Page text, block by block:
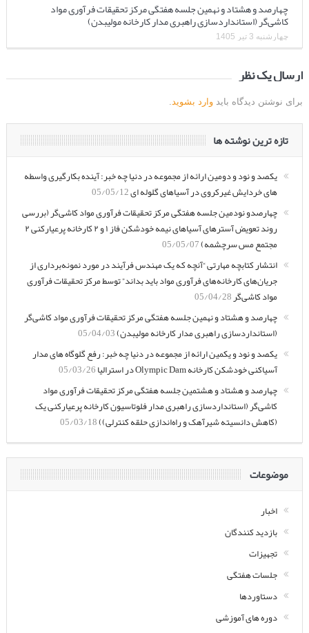
چهارصد و هشتاد و نهمین جلسه هفتگی مرکز تحقیقات فرآوری مواد
کاشی‌گر (استانداردسازی راهبری مدار کارخانه مولیبدن)
چهارشنبه 3 تیر 1405
ارسال یک نظر
برای نوشتن دیدگاه باید وارد بشوید
تازه ترین نوشته ها
یکصد و نود و دومین ارائه از مجموعه در دنیا چه خبر: آینده بکارگیری واسطه
های خردایش غیرکروی در آسیاهای گلوله ای05/05/12
چهارصدو نودمین جلسه هفتگی مرکز تحقیقات فرآوری مواد کاشی‌گر (بررسی
روند تعویض آسترهای آسیاهای نیمه خودشکن فاز ۱ و ۲ کارخانه پرعیارکنی ۲
مجتمع مس سرچشمه)05/05/07
انتشار کتابچه مهارتی “آنچه که یک مهندس فرآیند در مورد نمونه‌برداری از
جریان‌های کارخانه‌های فرآوری مواد باید بداند” توسط مرکز تحقیقات فرآوری
مواد کاشی‌گر05/04/28
چهارصد و هشتاد و نهمین جلسه هفتگی مرکز تحقیقات فرآوری مواد کاشی‌گر
(استانداردسازی راهبری مدار کارخانه مولیبدن)05/04/03
یکصد و نود و یکمین ارائه از مجموعه در دنیا چه خبر: رفع گلوگاه های مدار
آسیاکنی خودشکن کارخانه Olympic Dam در استرالیا
05/03/26
چهارصد و هشتاد و هشتمین جلسه هفتگی مرکز تحقیقات فرآوری مواد
کاشی‌گر (استانداردسازی راهبری مدار فلوتاسیون کارخانه پرعیارکنی یک
(کاهش دانسیته شیرآهک و راه‌اندازی حلقه کنترلی))05/03/18
موضوعات
اخبار
بازدید کنندگان
تجهیزات
جلسات هفتگی
دستاوردها
دوره های آموزشی